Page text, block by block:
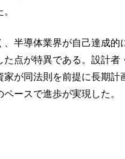
、半導体業界が自己達成的
点が特異である。設計者
家が同法則を前提に長期計
ースで進歩が実現した。